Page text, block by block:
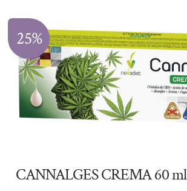
25%
CANNALGES CREMA 60 ml